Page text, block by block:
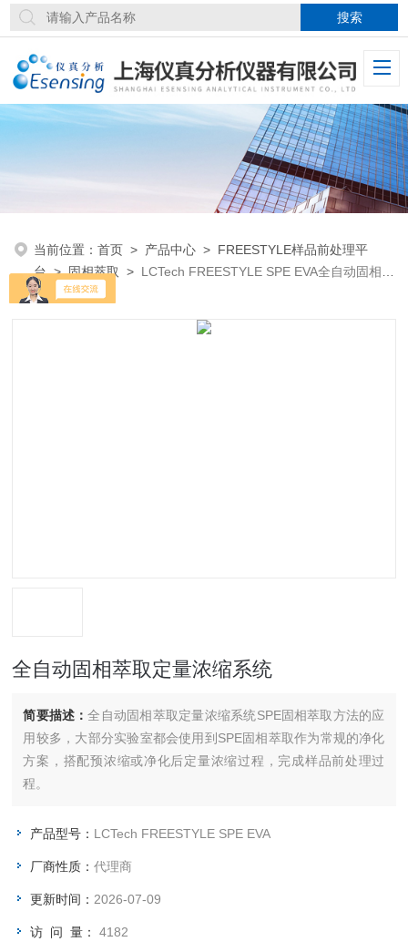
当前位置：首页 > 产品中心 > FREESTYLE样品前处理平
台>固相萃取 > LCTech FREESTYLE SPE EVA全自动固相萃
取定量浓缩系统
全自动固相萃取定量浓缩系统
简要描述：全自动固相萃取定量浓缩系统SPE固相萃取方法的应
用较多，大部分实验室都会使用到SPE固相萃取作为常规的净化
方案，搭配预浓缩或净化后定量浓缩过程，完成样品前处理过
程。
产品型号： LCTech FREESTYLE SPE EVA
厂商性质：代理商
更新时间： 2026-07-09
访 问 量：4182